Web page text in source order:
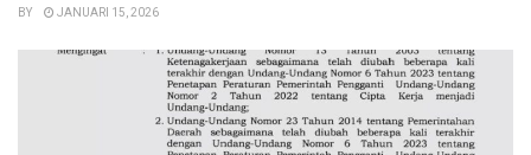
BY JANUARI 15, 2026